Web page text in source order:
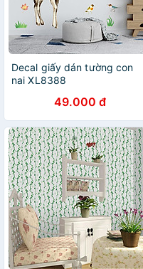
Decal giấy dán tường con
nai XL8388
49.000 đ